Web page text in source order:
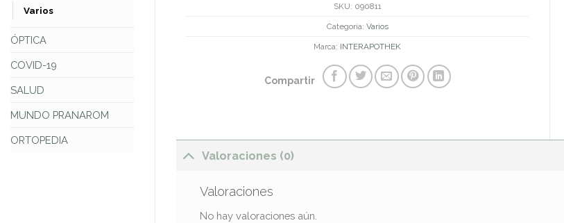
Varios
ÓPTICA
COVID-19
SALUD
MUNDO PRANAROM
ORTOPEDIA
SKU: 090811
Categoría: Varios
Marca: INTERAPOTHEK
Compartir
Valoraciones (0)
Valoraciones
No hay valoraciones aún.